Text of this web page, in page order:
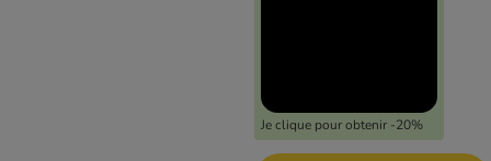
Je clique pour obtenir -20%